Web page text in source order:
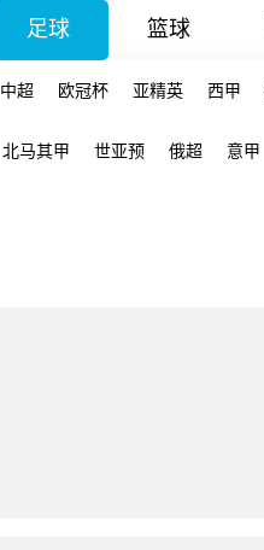
足球 篮球
中超 欧冠杯 亚精英 西甲
北马其甲 世亚预 俄超 意甲